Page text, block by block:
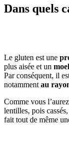
Dans quels
Le gluten est une
plus aisée et un
Par conséquent, il
notamment au
Comme vous
lentilles, pois
fait tout de même